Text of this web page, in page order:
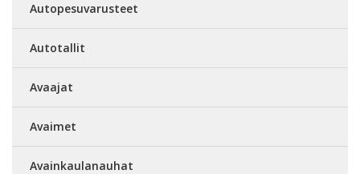
Autopesuvarusteet
Autotallit
Avaajat
Avaimet
Avainkaulanauhat